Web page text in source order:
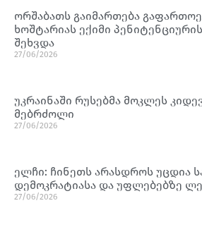
ორშაბათს გაიმართება
ხოშტარიას ექიმი
შეხვდა
27/06/2026
უკრაინაში რუსებმა მოკლეს
მებრძოლი
27/06/2026
ელჩი: ჩინეთს არასდროს უცდია
დემოკრატიასა და უფლებებზე
27/06/2026